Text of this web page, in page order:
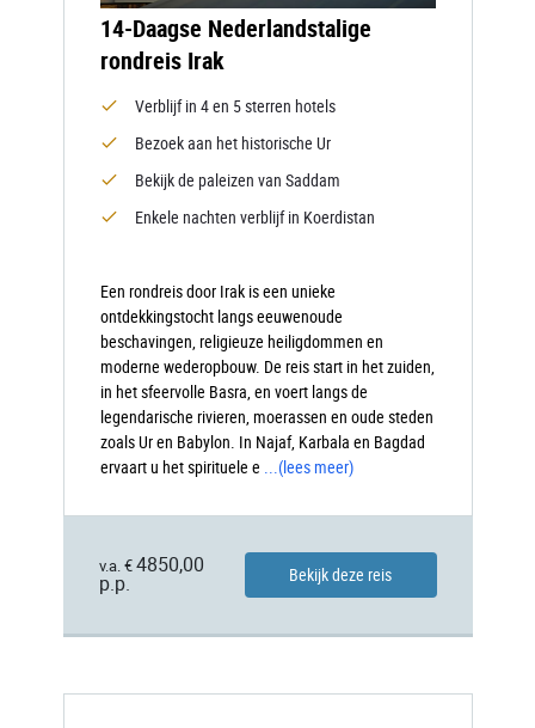
14-Daagse Nederlandstalige
rondreis Irak
Verblijf in 4 en 5 sterren hotels
Bezoek aan het historische Ur
Bekijk de paleizen van Saddam
Enkele nachten verblijf in Koerdistan
Een rondreis door Irak is een unieke
ontdekkingstocht langs eeuwenoude
beschavingen, religieuze heiligdommen en
moderne wederopbouw. De reis start in het zuiden,
in het sfeervolle Basra, en voert langs de
legendarische rivieren, moerassen en oude steden
zoals Ur en Babylon. In Najaf, Karbala en Bagdad
ervaart u het spirituele e ...(lees meer)
v.a. € 4850,00
p.p.
Bekijk deze reis